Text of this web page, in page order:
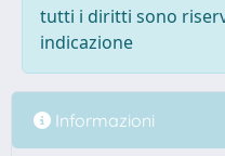
tutti i diritti sono
indicazione
Informazioni